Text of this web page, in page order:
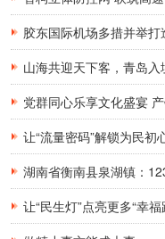
党群同心乐享文化盛宴
让“流量密码”解锁为民初
让“民生灯”点亮更多“幸福